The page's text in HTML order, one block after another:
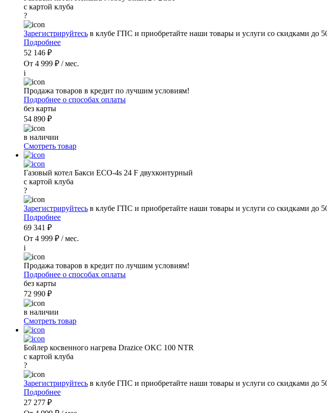
с картой клуба
?
Зарегистрируйтесь в клубе ГПС и приобретайте наши товары и услуги со скидками до
Подробнее
52 146 ₽
От 4 999 ₽ / мес.
i
Продажа товаров в кредит по лучшим условиям!
Подробнее о способах оплаты
без карты
54 890 ₽
в наличии
Смотреть товар
Газовый котел Бакси ECO-4s 24 F двухконтурный
с картой клуба
?
Зарегистрируйтесь в клубе ГПС и приобретайте наши товары и услуги со скидками до
Подробнее
69 341 ₽
От 4 999 ₽ / мес.
i
Продажа товаров в кредит по лучшим условиям!
Подробнее о способах оплаты
без карты
72 990 ₽
в наличии
Смотреть товар
Бойлер косвенного нагрева Drazice OKC 100 NTR
с картой клуба
?
Зарегистрируйтесь в клубе ГПС и приобретайте наши товары и услуги со скидками до
Подробнее
27 277 ₽